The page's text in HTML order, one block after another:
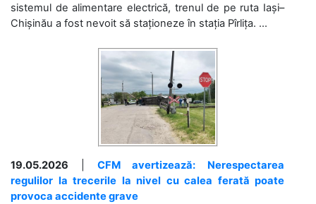
sistemul de alimentare electrică, trenul de pe ruta Iași–
Chișinău a fost nevoit să staționeze în stația Pîrlița. ...
19.05.2026
CFM avertizează: Nerespectarea
regulilor la trecerile la nivel cu calea ferată poate
provoca accidente grave